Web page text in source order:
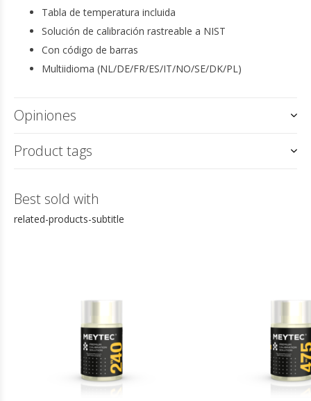
Tabla de temperatura incluida
Solución de calibración rastreable a NIST
Con código de barras
Multiidioma (NL/DE/FR/ES/IT/NO/SE/DK/PL)
Opiniones
Product tags
Best sold with
related-products-subtitle